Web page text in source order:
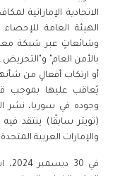
الاتحادية الإماراتية
الهيئة العامة
وشائعاتٍ عبر شبكة
بالأمن العام" و"التحريض
أو ارتكاب أفعالٍ من
يُعاقب عليها بموجب
(تويتر سابقًا) ينتقد
والإمارات العربية المتحدة
في